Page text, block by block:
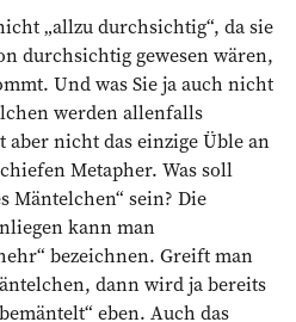
„allzu durchsichtig“, da sie
durchsichtig gewesen wären,
Und was Sie ja auch nicht
werden allenfalls
aber nicht das einzige Üble an
Metapher. Was soll
Mäntelchen“ sein? Die
kann man
bezeichnen. Greift man
dann wird ja bereits
eben. Auch das